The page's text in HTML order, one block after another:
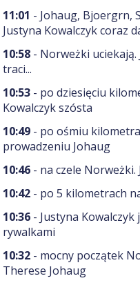
11:01 - Johaug, Bjoergrn,
Justyna Kowalczyk coraz
10:58 - Norweżki
traci...
10:53 - po dziesięciu
Kowalczyk szósta
10:49 - po ośmiu
prowadzeniu Johaug
10:46 - na czele Norweżki.
10:42 - po 5 kilometrach
10:36 - Justyna
rywalkami
10:32 - mocny początek
Therese Johaug